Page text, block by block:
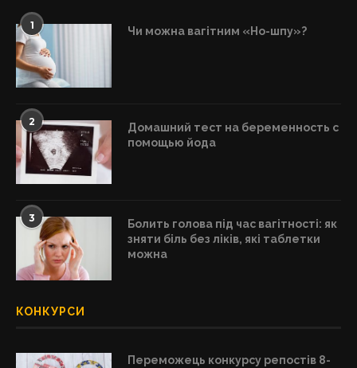
1 Чи можна вагітним «Но-шпу»?
2
Домашний тест на беременность с
помощью йода
3
Болить голова під час вагітності: як
зняти біль без ліків, які таблетки
можна
КОНКУРСИ
Переможець конкурсу репостів 8-